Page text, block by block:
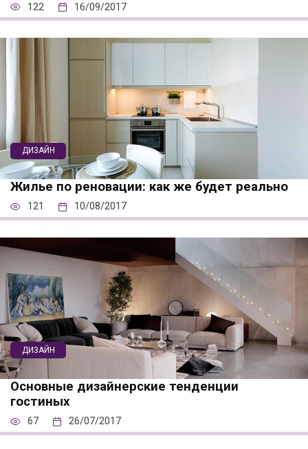
122 16/09/2017
ДИЗАЙН
Жилье по реновации: как же будет реально
121 10/08/2017
ДИЗАЙН
Основные дизайнерские тенденции
гостиных
67 26/07/2017